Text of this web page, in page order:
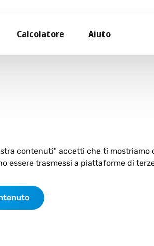
Calcolatore Aiuto
contenuti" accetti che ti mostriamo
essere trasmessi a piattaforme di